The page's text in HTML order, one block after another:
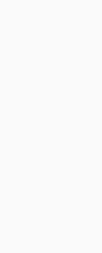
ako sa
že na to
že je to
malého
–
investor
peniaze.
tam nejaké